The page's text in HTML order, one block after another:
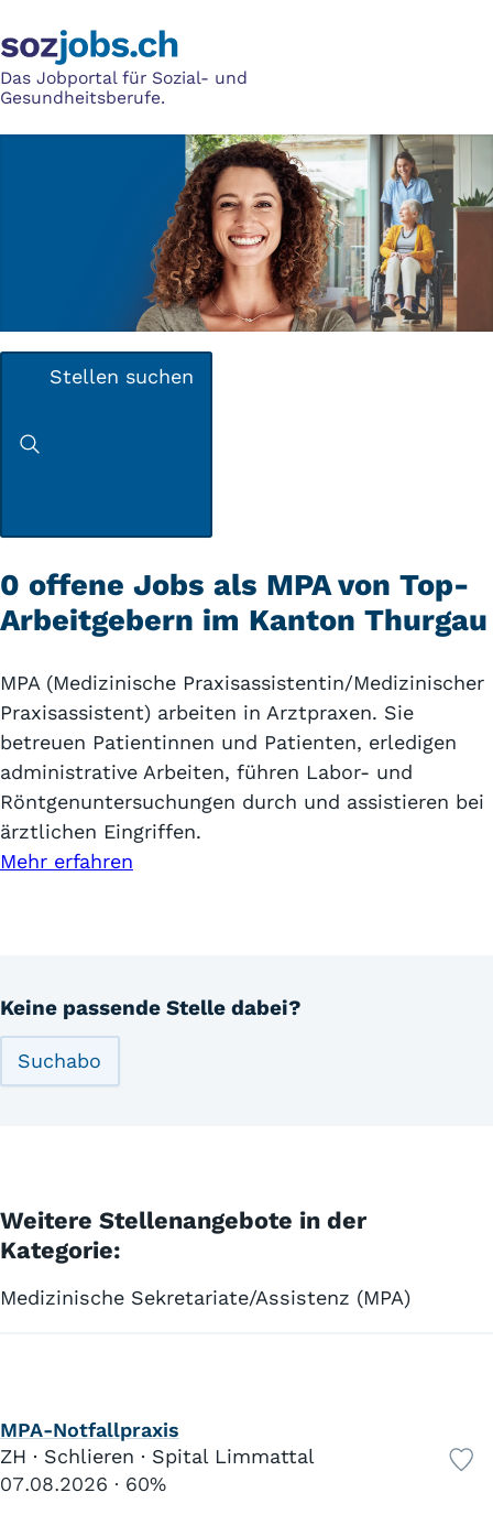
Das Jobportal für Sozial- und
Gesundheitsberufe.
Stellen suchen
0 offene Jobs als MPA von Top-
Arbeitgebern im Kanton Thurgau
MPA (Medizinische Praxisassistentin/Medizinischer
Praxisassistent) arbeiten in Arztpraxen. Sie
betreuen Patientinnen und Patienten, erledigen
administrative Arbeiten, führen Labor- und
Röntgenuntersuchungen durch und assistieren bei
ärztlichen Eingriffen.
Mehr erfahren
Keine passende Stelle dabei?
Suchabo
Weitere Stellenangebote in der
Kategorie:
Medizinische Sekretariate/Assistenz (MPA)
MPA-Notfallpraxis
ZH · Schlieren · Spital Limmattal
07.08.2026
60%